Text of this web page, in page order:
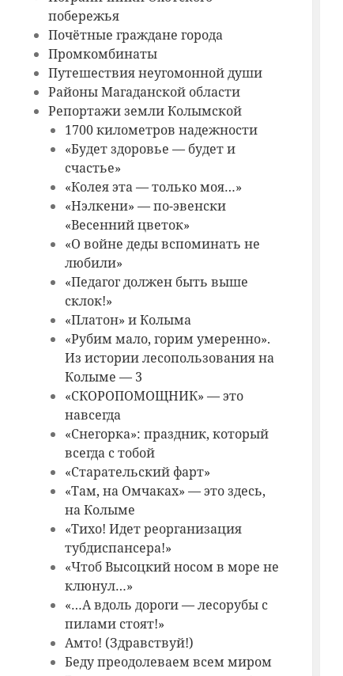
побережья
Почётные граждане города
Промкомбинаты
Путешествия неугомонной души
Районы Магаданской области
Репортажи земли Колымской
1700 километров надежности
«Будет здоровье — будет и
счастье»
«Колея эта — только моя…»
«Нэлкени» — по-эвенски
«Весенний цветок»
«О войне деды вспоминать не
любили»
«Педагог должен быть выше
склок!»
«Платон» и Колыма
«Рубим мало, горим умеренно».
Из истории лесопользования на
Колыме — 3
«СКОРОПОМОЩНИК» — это
навсегда
«Снегорка»: праздник, который
всегда с тобой
«Старательский фарт»
«Там, на Омчаках» — это здесь,
на Колыме
«Тихо! Идет реорганизация
тубдиспансера!»
«Чтоб Высоцкий носом в море не
клюнул…»
«…А вдоль дороги — лесорубы с
пилами стоят!»
Амто! (Здравствуй!)
Беду преодолеваем всем миром